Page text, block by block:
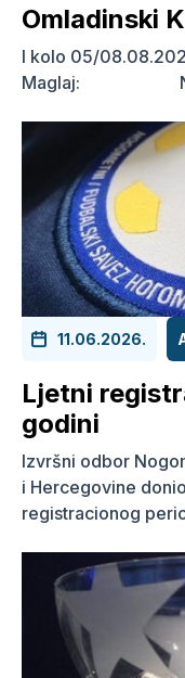
Omladinski
I kolo 05/
Maglaj: NK
11.06.2026.
Ljetni
godini
Izvršni odbor
i Hercegovine
registracionog